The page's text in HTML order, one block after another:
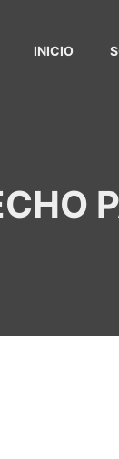
INICIO